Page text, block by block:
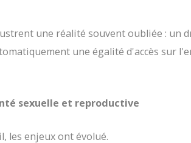
une réalité souvent oubliée : un
une égalité d'accès sur
sexuelle et reproductive
les enjeux ont évolué.